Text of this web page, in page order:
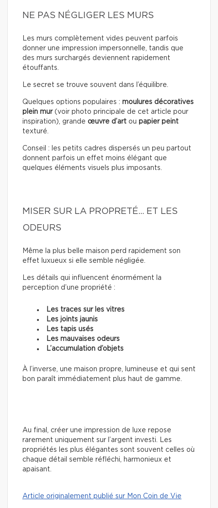
NE PAS NÉGLIGER LES MURS
Les murs complètement vides peuvent parfois
donner une impression impersonnelle, tandis que
des murs surchargés deviennent rapidement
étouffants.
Le secret se trouve souvent dans l’équilibre.
Quelques options populaires : moulures décoratives
plein mur (voir photo principale de cet article pour
inspiration), grande œuvre d’art ou papier peint
texturé.
Conseil : les petits cadres dispersés un peu partout
donnent parfois un effet moins élégant que
quelques éléments visuels plus imposants.
MISER SUR LA PROPRETÉ… ET LES
ODEURS
Même la plus belle maison perd rapidement son
effet luxueux si elle semble négligée.
Les détails qui influencent énormément la
perception d’une propriété :
Les traces sur les vitres
Les joints jaunis
Les tapis usés
Les mauvaises odeurs
L’accumulation d’objets
À l’inverse, une maison propre, lumineuse et qui sent
bon paraît immédiatement plus haut de gamme.
Au final, créer une impression de luxe repose
rarement uniquement sur l’argent investi. Les
propriétés les plus élégantes sont souvent celles où
chaque détail semble réfléchi, harmonieux et
apaisant.
Article originalement publié sur Mon Coin de Vie